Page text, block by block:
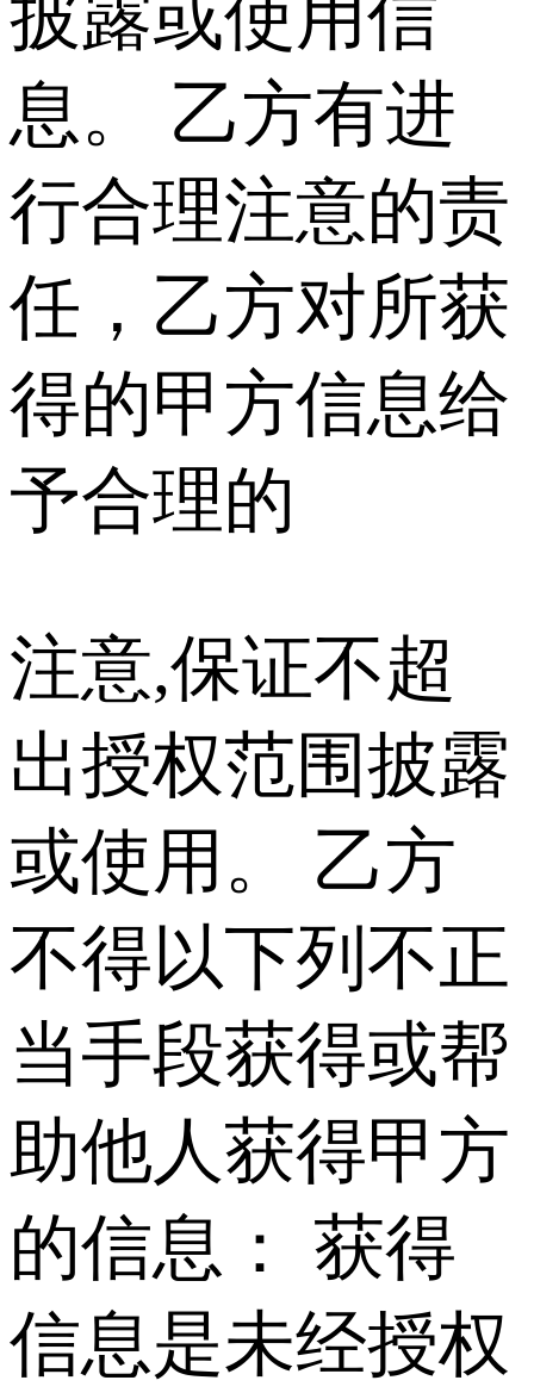
披露或使用信
息。 乙方有进
行合理注意的责
任，乙方对所获
得的甲方信息给
予合理的
注意,保证不超
出授权范围披露
或使用。 乙方
不得以下列不正
当手段获得或帮
助他人获得甲方
的信息： 获得
信息是未经授权